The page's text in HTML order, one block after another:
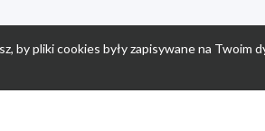
by pliki cookies były zapisywane na Twoim